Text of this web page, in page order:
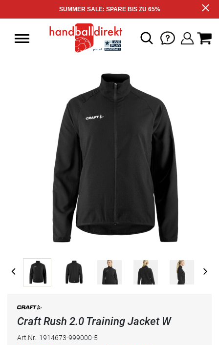
SUMMER SALE: SPARE BIS ZU 65%
Craft Rush 2.0 Training Jacket W
Art.Nr.: 1914673-999000-5